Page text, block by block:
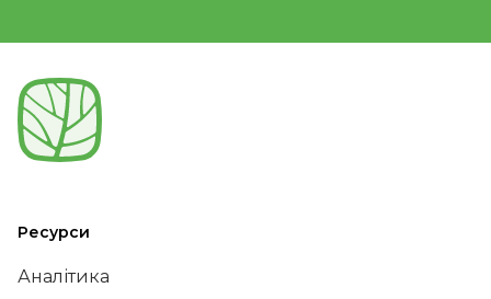
Ресурси
Аналітика